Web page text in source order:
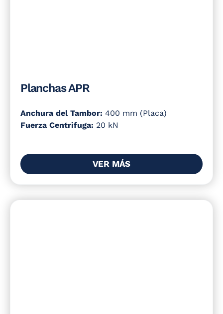
Planchas APR
Anchura del Tambor: 400 mm (Placa)
Fuerza Centrifuga: 20 kN
VER MÁS